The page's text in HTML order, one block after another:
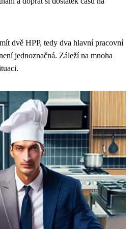
dvě HPP, tedy dva hlavní pracovní
jednoznačná. Záleží na mnoha